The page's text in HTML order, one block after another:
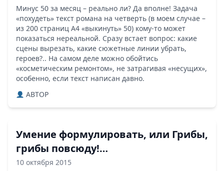
Минус 50 за месяц – реально ли? Да вполне! Задача
«похудеть» текст романа на четверть (в моем случае –
из 200 страниц А4 «выкинуть» 50) кому-то может
показаться нереальной. Сразу встает вопрос: какие
сцены вырезать, какие сюжетные линии убрать,
героев?.. На самом деле можно обойтись
«косметическим ремонтом», не затрагивая «несущих»,
особенно, если текст написан давно.
ABTOP
Умение формулировать, или Грибы,
грибы повсюду!…
10 октября 2015